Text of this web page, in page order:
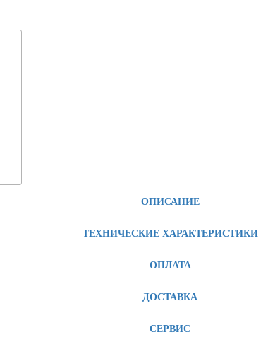
ОПИСАНИЕ
ТЕХНИЧЕСКИЕ ХАРАКТЕРИСТИКИ
ОПЛАТА
ДОСТАВКА
СЕРВИС